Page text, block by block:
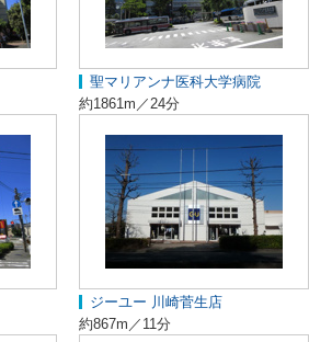
聖マリアンナ医科大学病院
約1861m／24分
ジーユー 川崎菅生店
約867m／11分